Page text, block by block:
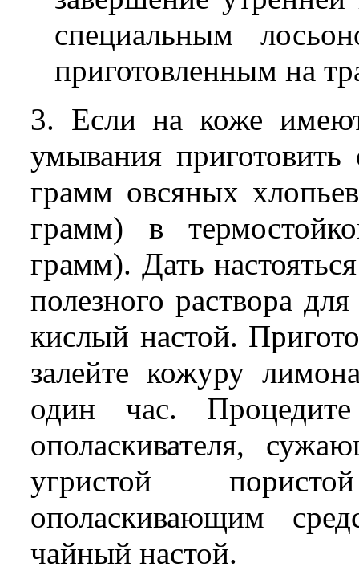
специальным
приготовленным на
3. Если на коже
умывания
грамм овсяных
грамм) в
грамм). Дать
полезного раствора
кислый настой.
залейте кожуру
один час.
ополаскивателя,
угристой
ополаскивающим
чайный настой.